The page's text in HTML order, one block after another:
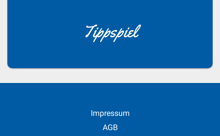
Tippspiel
Impressum
AGB